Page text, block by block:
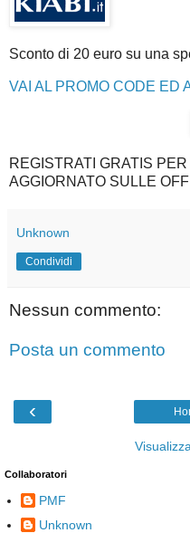
Sconto di 20 euro su una
VAI AL PROMO CODE ED
REGISTRATI GRATIS
AGGIORNATO SULLE
Unknown
Condividi
Nessun commento:
Posta un commento
‹
Collaboratori
PMF
Unknown